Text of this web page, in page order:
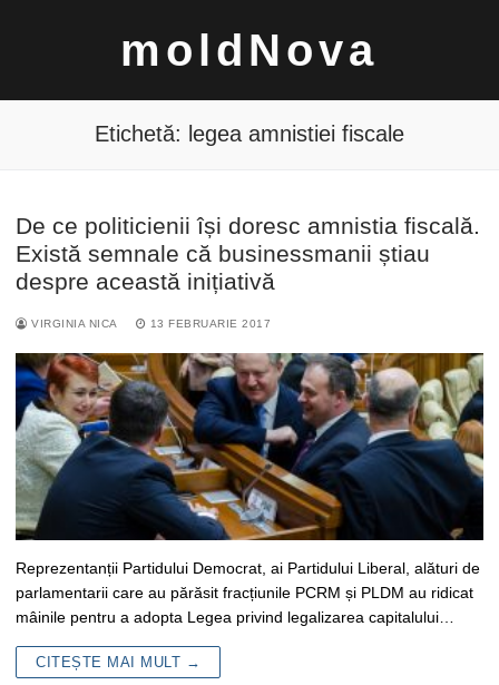
moldNova
Caută
după:
Etichetă: legea amnistiei fiscale
De ce politicienii își doresc amnistia fiscală.
Există semnale că businessmanii știau
despre această inițiativă
VIRGINIA NICA 13 FEBRUARIE 2017
Reprezentanții Partidului Democrat, ai Partidului Liberal, alături de
parlamentarii care au părăsit fracțiunile PCRM și PLDM au ridicat
mâinile pentru a adopta Legea privind legalizarea capitalului…
CITEȘTE MAI MULT →